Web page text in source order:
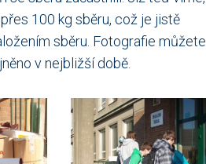
100 kg sběru, což je jistě
sběru. Fotografie můžete
v nejbližší době.